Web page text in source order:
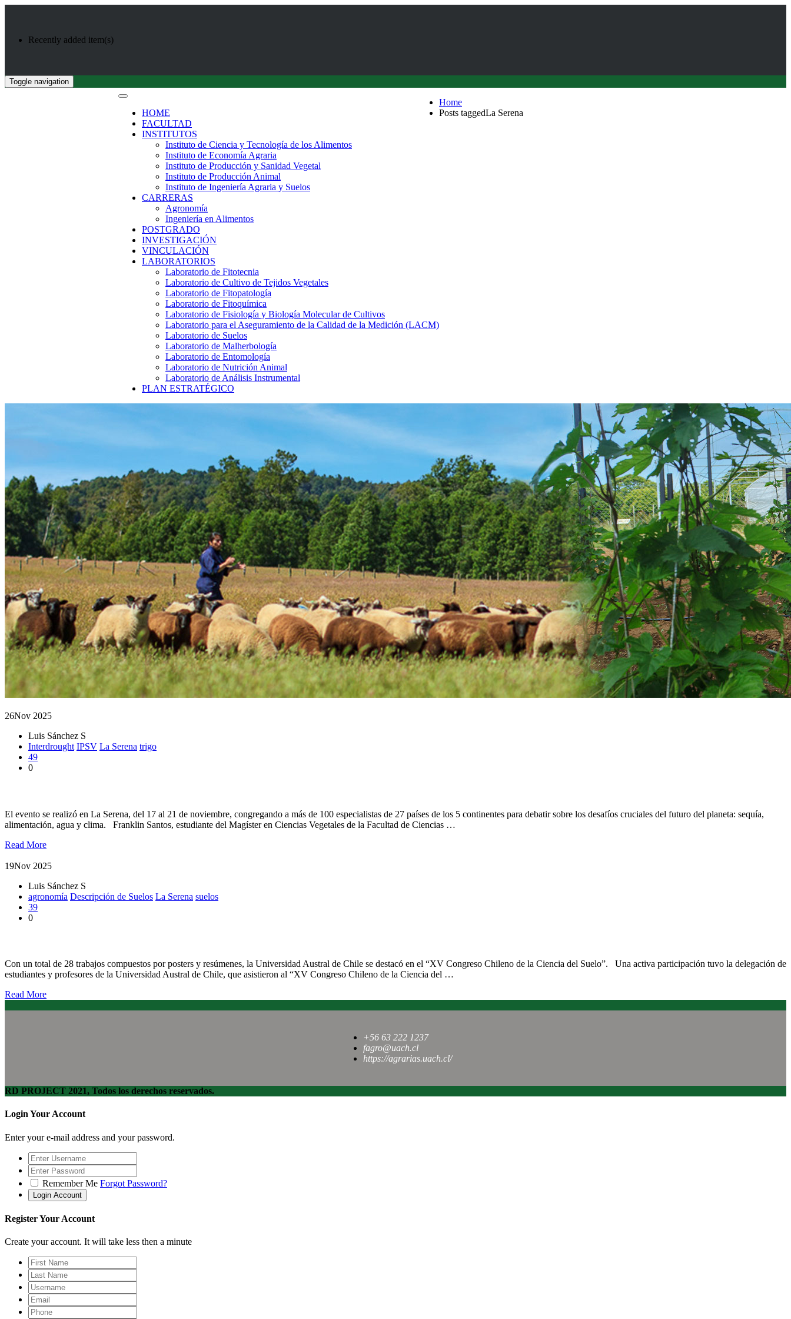
Recently added item(s)
Toggle navigation
HOME
FACULTAD
INSTITUTOS
Instituto de Ciencia y Tecnología de los Alimentos
Instituto de Economía Agraria
Instituto de Producción y Sanidad Vegetal
Instituto de Producción Animal
Instituto de Ingeniería Agraria y Suelos
CARRERAS
Agronomía
Ingeniería en Alimentos
POSTGRADO
INVESTIGACIÓN
VINCULACIÓN
LABORATORIOS
Laboratorio de Fitotecnia
Laboratorio de Cultivo de Tejidos Vegetales
Laboratorio de Fitopatología
Laboratorio de Fitoquímica
Laboratorio de Fisiología y Biología Molecular de Cultivos
Laboratorio para el Aseguramiento de la Calidad de la Medición (LACM)
Laboratorio de Suelos
Laboratorio de Malherbología
Laboratorio de Entomología
Laboratorio de Nutrición Animal
Laboratorio de Análisis Instrumental
PLAN ESTRATÉGICO
Home
Posts taggedLa Serena
26Nov 2025
Luis Sánchez S
Interdrought IPSV La Serena trigo
49
0
El evento se realizó en La Serena, del 17 al 21 de noviembre, congregando a más de 100 especialistas de 27 países de los 5 continentes para debatir sobre los desafíos cruciales del futuro del planeta: sequía,
alimentación, agua y clima. Franklin Santos, estudiante del Magíster en Ciencias Vegetales de la Facultad de Ciencias …
Read More
19Nov 2025
Luis Sánchez S
agronomía Descripción de Suelos La Serena suelos
39
0
Con un total de 28 trabajos compuestos por posters y resúmenes, la Universidad Austral de Chile se destacó en el “XV Congreso Chileno de la Ciencia del Suelo”. Una activa participación tuvo la delegación de
estudiantes y profesores de la Universidad Austral de Chile, que asistieron al “XV Congreso Chileno de la Ciencia del …
Read More
+56 63 222 1237
fagro@uach.cl
https://agrarias.uach.cl/
RD PROJECT 2021, Todos los derechos reservados.
Login Your Account
Enter your e-mail address and your password.
Remember Me Forgot Password?
Register Your Account
Create your account. It will take less then a minute